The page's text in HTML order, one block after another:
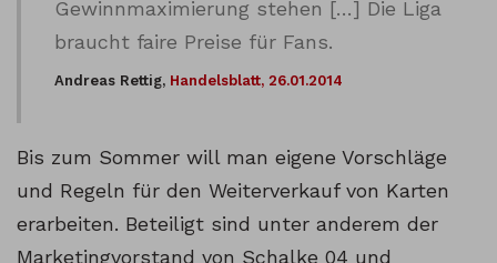
Gewinnmaximierung stehen […] Die Liga
braucht faire Preise für Fans.
Andreas Rettig, Handelsblatt, 26.01.2014
Bis zum Sommer will man eigene Vorschläge
und Regeln für den Weiterverkauf von Karten
erarbeiten. Beteiligt sind unter anderem der
Marketingvorstand von Schalke 04 und